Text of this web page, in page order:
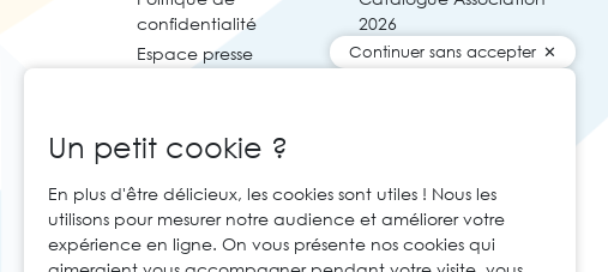
confidentialité
Espace presse
2026
Continuer sans accepter
Un petit cookie ?
En plus d'être délicieux, les cookies sont utiles ! Nous les
utilisons pour mesurer notre audience et améliorer votre
expérience en ligne. On vous présente nos cookies qui